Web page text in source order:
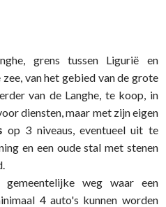
grens tussen Ligurië en
van het gebied van de grote
van de Langhe, te koop, in
diensten, maar met zijn eigen
op 3 niveaus, eventueel uit te
en een oude stal met stenen
weg waar een
4 auto's kunnen worden